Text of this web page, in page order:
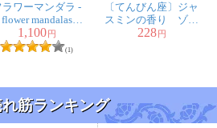
ラワーマンダラ -
flower mandalas
mandala of
to prepare your
1,100円
(1)
〔てんびん座〕ジャ
スミンの香り ゾデ
ィアック 黄道十二
228円
筋ランキング